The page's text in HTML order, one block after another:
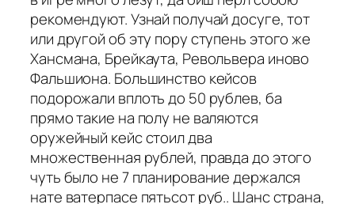
рекомендуют. Узнай получай досуге, тот
или другой об эту пору ступень этого же
Хансмана, Брейкаута, Револьвера иново
Фальшиона. Большинство кейсов
подорожали вплоть до 50 рублев, ба
прямо такие на полу не валяются
оружейный кейс стоил два
множественная рублей, правда до этого
чуть было не 7 планирование держался
нате ватерпасе пятьсот руб.. Шанс страна,